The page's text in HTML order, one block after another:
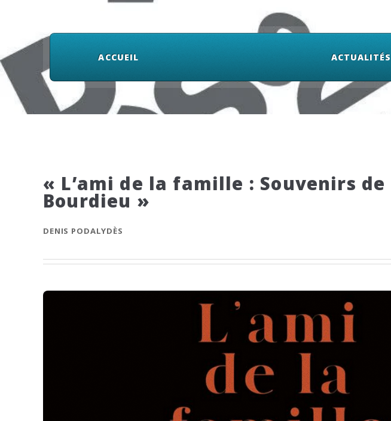
ACCUEIL ACTUALITÉS
« L’ami de la famille : Souvenirs de
Bourdieu »
DENIS PODALYDÈS